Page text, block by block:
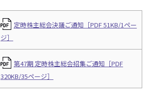
定時株主総会決議ご通知［PDF 51KB/1ペー
ジ］
第47期 定時株主総会招集ご通知［PDF
320KB/35ページ］